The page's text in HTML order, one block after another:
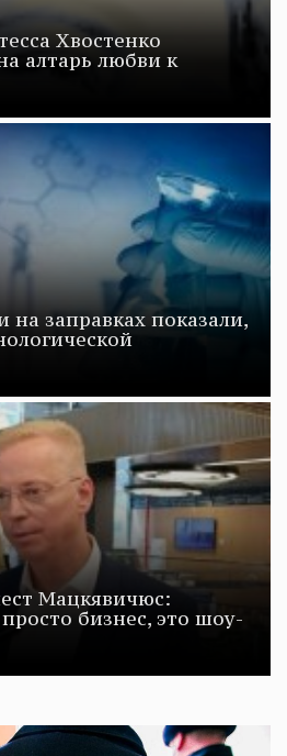
Хвостенко
алтарь любви к
заправках показали,
Мацкявичюс:
бизнес, это шоу-